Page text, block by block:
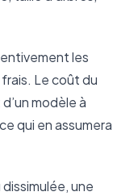
les
Le coût du
modèle à
qui en assumera
une